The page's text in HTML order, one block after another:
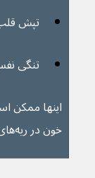
تپش
تنگی
خون در ریه‌های شما یا مشکل جدی قلبی باشند.